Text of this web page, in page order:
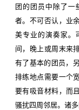
团的团员中除了一
者。不可否认，业
美专业的演奏家。
间，晚上或周末来
有了基本的团员，
排练地点需要一个
要有吸音材料，而
骚扰四周邻居。诸